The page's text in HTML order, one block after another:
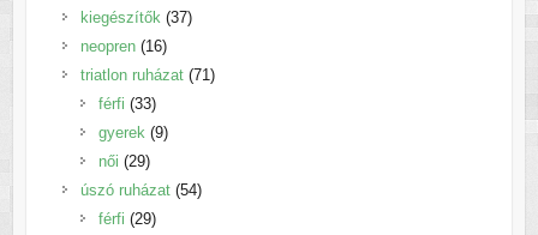
termék
kiegészítők 3737
neopren 1616
termék
triatlon ruházat 7171
férfi 3333
termék
gyerek 99
női 2929
termék
úszó ruházat 5454
férfi 2929